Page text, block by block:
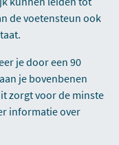
de voetensteun ook
je door een 90
je bovenbenen
zorgt voor de minste
informatie over